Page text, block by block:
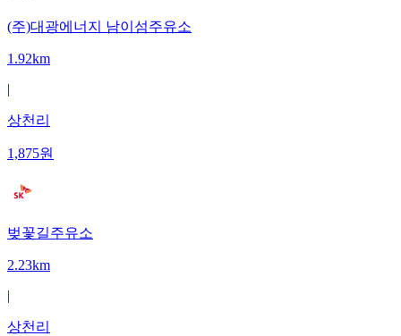
(주)대광에너지 남이섬주유소
1.92km
|
상천리
1,875원
벚꽃길주유소
2.23km
|
상천리